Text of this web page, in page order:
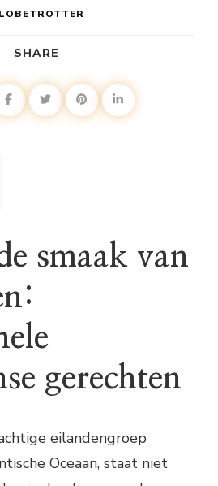
SHARE
smaak van
gerechten
eilandengroep
Oceaan, staat niet